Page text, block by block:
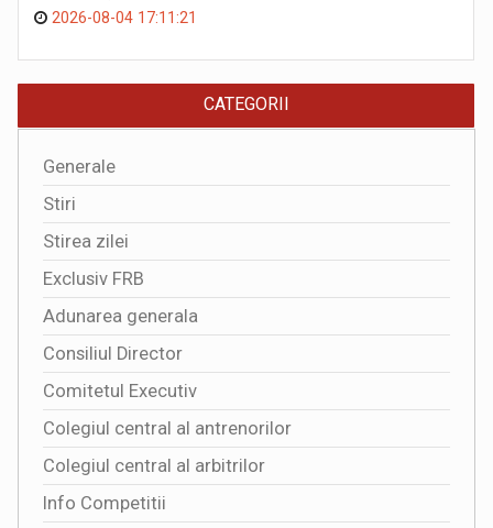
2026-08-04 17:11:21
CATEGORII
Generale
Stiri
Stirea zilei
Exclusiv FRB
Adunarea generala
Consiliul Director
Comitetul Executiv
Colegiul central al antrenorilor
Colegiul central al arbitrilor
Info Competitii